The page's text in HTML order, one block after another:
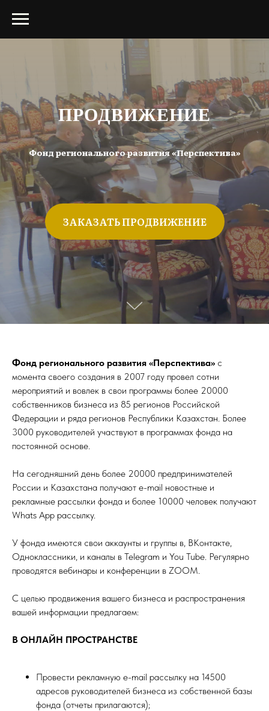
ПРОДВИЖЕНИЕ
Фонд регионального развития «Перспектива»
ЗАКАЗАТЬ ПРОДВИЖЕНИЕ
Фонд регионального развития «Перспектива» с
момента своего создания в 2007 году провел сотни
мероприятий и вовлек в свои программы более 20000
собственников бизнеса из 85 регионов Российской
Федерации и ряда регионов Республики Казахстан. Более
3000 руководителей участвуют в программах фонда на
постоянной основе.
На сегодняшний день более 20000 предпринимателей
России и Казахстана получают e-mail новостные и
рекламные рассылки фонда и более 10000 человек получают
Whats App рассылку.
У фонда имеются свои аккаунты и группы в, ВКонтакте,
Одноклассники, и каналы в Telegram и You Tube. Регулярно
проводятся вебинары и конференции в ZOOM.
С целью продвижения вашего бизнеса и распространения
вашей информации предлагаем:
В ОНЛАЙН ПРОСТРАНСТВЕ
Провести рекламную e-mail рассылку на 14500
адресов руководителей бизнеса из собственной базы
фонда (отчеты прилагаются);